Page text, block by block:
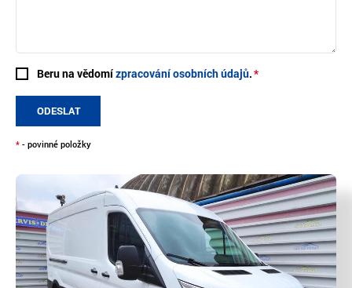
Beru na vědomízpracování osobních údajů.
ODESLAT
* - povinné položky